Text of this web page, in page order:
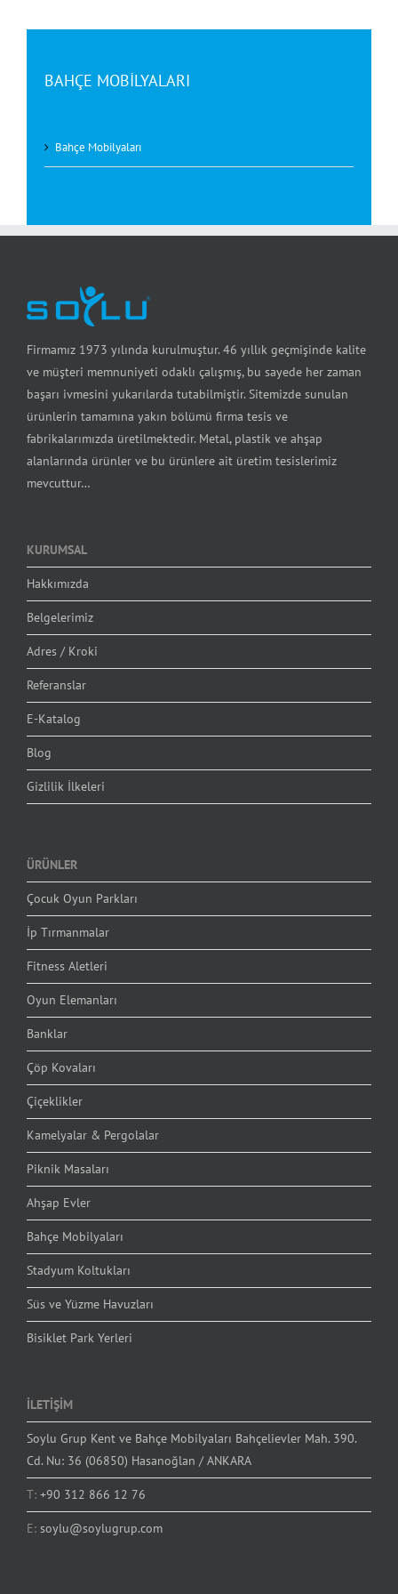
BAHÇE MOBİLYALARI
Bahçe Mobilyaları
Firmamız 1973 yılında kurulmuştur. 46 yıllık geçmişinde kalite
ve müşteri memnuniyeti odaklı çalışmış, bu sayede her zaman
başarı ivmesini yukarılarda tutabilmiştir. Sitemizde sunulan
ürünlerin tamamına yakın bölümü firma tesis ve
fabrikalarımızda üretilmektedir. Metal, plastik ve ahşap
alanlarında ürünler ve bu ürünlere ait üretim tesislerimiz
mevcuttur…
KURUMSAL
Hakkımızda
Belgelerimiz
Adres / Kroki
Referanslar
E-Katalog
Blog
Gizlilik İlkeleri
ÜRÜNLER
Çocuk Oyun Parkları
İp Tırmanmalar
Fitness Aletleri
Oyun Elemanları
Banklar
Çöp Kovaları
Çiçeklikler
Kamelyalar & Pergolalar
Piknik Masaları
Ahşap Evler
Bahçe Mobilyaları
Stadyum Koltukları
Süs ve Yüzme Havuzları
Bisiklet Park Yerleri
İLETİŞİM
Soylu Grup Kent ve Bahçe Mobilyaları Bahçelievler Mah. 390.
Cd. Nu: 36 (06850) Hasanoğlan / ANKARA
T: +90 312 866 12 76
E: soylu@soylugrup.com